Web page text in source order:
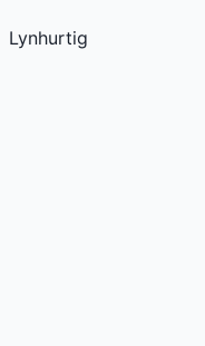
Lynhurtig